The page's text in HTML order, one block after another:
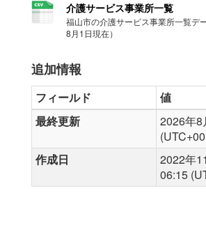
介護サービス事業所一覧
福山市の介護サービス事業所一覧デ
8月1日現在）
追加情報
フィールド
値
最終更新
2026年8
作成日
2022年
06:15